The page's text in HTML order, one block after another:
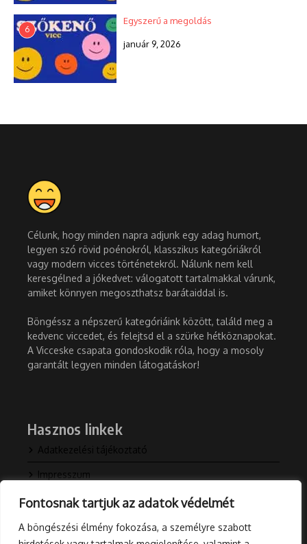
Fontosnak tartjuk az adatok védelmét
A böngészési élmény fokozása, a személyre szabott
6
Egyszerű a megoldás
január 9, 2026
Célunk, hogy minden napra adjunk egy adag humort,
legyen szó rövid poénokról, klasszikus kategóriákról
vagy modern vicces történetekről. Nálunk nem kell
keresgélned a jókedvet: válogatott tartalmakkal várunk,
amiket könnyen megoszthatsz barátaiddal is.
Böngéssz a népszerű kategóriáink között, találd meg a
kedvenc viccedet, és felejtsd el a szürke hétköznapokat.
A Vicceske csapata gondoskodik róla, hogy a mosoly
garantált legyen minden látogatáskor!
Hasznos linkek
Adatkezelési tájékoztató
Impresszum
Kapcsolat
Rólunk